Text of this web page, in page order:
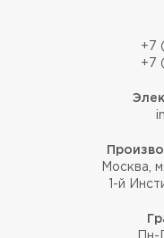
+7
+7
Москва,
1-й